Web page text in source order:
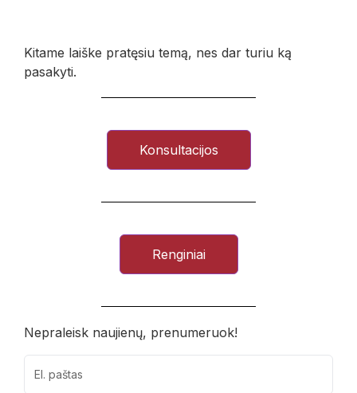
Kitame laiške pratęsiu temą, nes dar turiu ką
pasakyti.
Konsultacijos
Renginiai
Nepraleisk naujienų, prenumeruok!